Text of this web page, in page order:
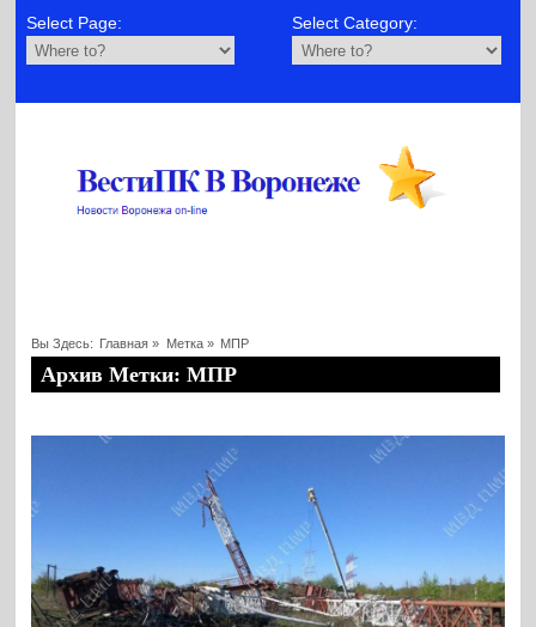
Select Page: Select Category:
Вы Здесь: Главная » Метка » МПР
Архив Метки: МПР